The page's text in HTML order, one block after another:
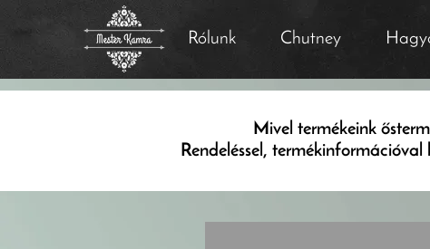
Rólunk Chutney
Mivel termékeink
Rendeléssel,